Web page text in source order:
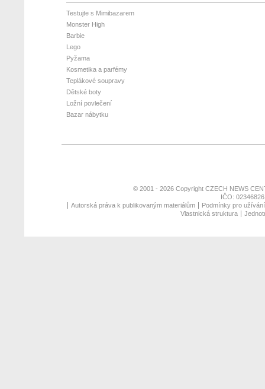
Testujte s Mimibazarem
Monster High
Barbie
Lego
Pyžama
Kosmetika a parfémy
Teplákové soupravy
Dětské boty
Ložní povlečení
Bazar nábytku
© 2001 - 2026 Copyright CZECH NEWS
IČO:
Autorská práva k publikovaným materiálům
Podmínky pro
Vlastnická struktura